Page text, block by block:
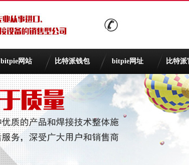
bitpie网站 比特派钱包 bitpie网址 比特派